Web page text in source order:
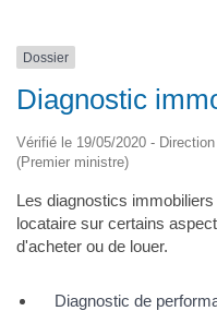
Dossier
Diagnostic
Vérifié le 19/05/2020 -
(Premier ministre)
Les diagnostics
locataire sur certains
d'acheter ou de louer.
Diagnostic de